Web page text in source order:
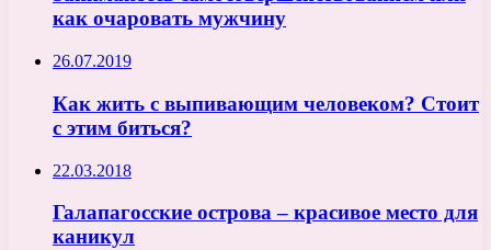
как очаровать мужчину
26.07.2019
Как жить с выпивающим человеком? Стоит
с этим биться?
22.03.2018
Галапагосские острова – красивое место для
каникул